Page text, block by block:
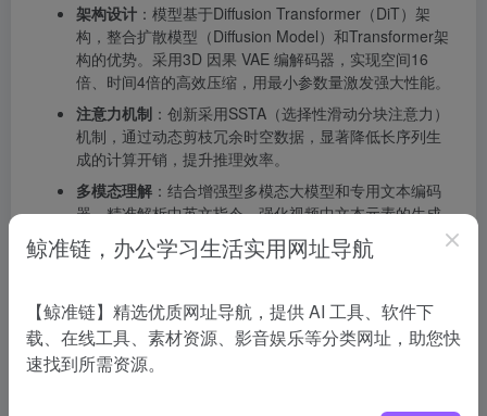
架构设计 ：模型基于Diffusion Transformer（DiT）架
构，整合扩散模型（Diffusion Model）和Transformer架
构的优势。采用3D 因果 VAE 编解码器，实现空间16
倍、时间4倍的高效压缩，用最小参数量激发强大性能。
注意力机制 ：创新采用SSTA（选择性滑动分块注意力）
机制，通过动态剪枝冗余时空数据，显著降低长序列生
成的计算开销，提升推理效率。
多模态理解 ：结合增强型多模态大模型和专用文本编码
器，精准解析中英文指令，强化视频中文本元素的生成
准确性。
训练策略
：采用多阶段渐进式训练策略，覆盖预训练至
运动连贯性、美学质量及人类偏好对齐。
超分增强 ：引入视频超分增强系统，通过潜空间中的专
用上采样模块，将低分辨率视频高效上采样至1080p高清
鲸准链，办公学习生活实用网址导航
【鲸准链】精选优质网址导航，提供 AI 工具、软件下
载、在线工具、素材资源、影音娱乐等分类网址，助您快
速找到所需资源。